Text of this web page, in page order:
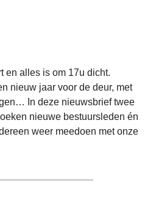
en alles is om 17u dicht.
nieuw jaar voor de deur, met
In deze nieuwsbrief twee
nieuwe bestuursleden én
weer meedoen met onze